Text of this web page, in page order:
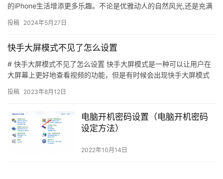
的iPhone生活增添更多乐趣。不论是优雅动人的自然风光,还是充满
投稿 2024年5月27日
快手大屏模式不见了怎么设置
# 快手大屏模式不见了怎么设置 快手大屏模式是一种可以让用户在
大屏幕上更好地查看视频的功能，但是有时候会出现快手大屏模式
面…
投稿 2023年8月12日
电脑开机密码设置（电脑开机密码
设定方法）
2022年10月14日